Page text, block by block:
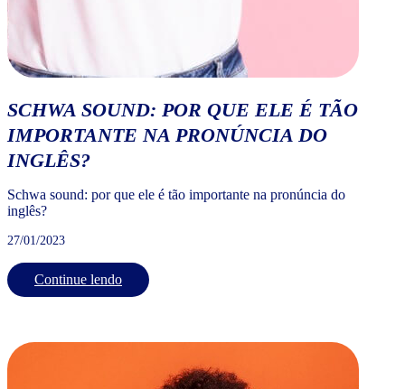
SCHWA SOUND: POR QUE ELE É TÃO
IMPORTANTE NA PRONÚNCIA DO
INGLÊS?
Schwa sound: por que ele é tão importante na pronúncia do
inglês?
27/01/2023
Continue lendo